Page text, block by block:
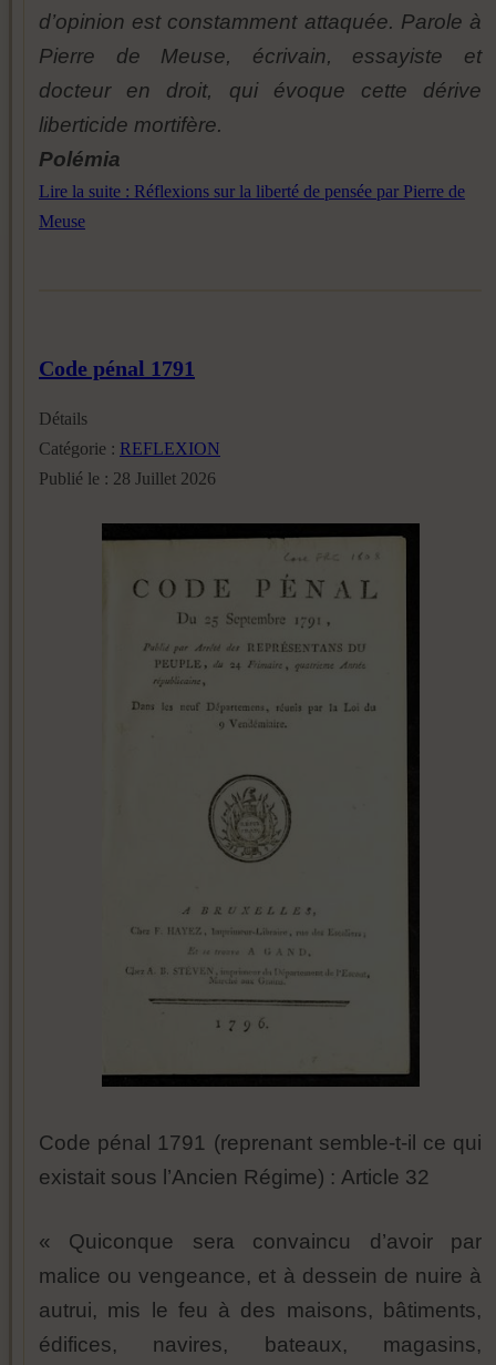
d’opinion est constamment attaquée. Parole à
Pierre de Meuse, écrivain, essayiste et
docteur en droit, qui évoque cette dérive
liberticide mortifère.
Polémia
Lire la suite : Réflexions sur la liberté de pensée par Pierre de
Meuse
Code pénal 1791
Détails
Catégorie : REFLEXION
Publié le : 28 Juillet 2026
Code pénal 1791 (reprenant semble-t-il ce qui
existait sous l’Ancien Régime) : Article 32
« Quiconque sera convaincu d’avoir par
malice ou vengeance, et à dessein de nuire à
autrui, mis le feu à des maisons, bâtiments,
édifices, navires, bateaux, magasins,